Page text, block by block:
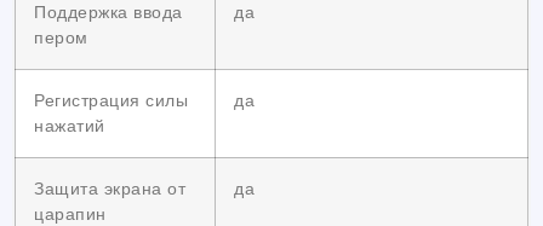
Поддержка ввода
пером
да
Регистрация силы
нажатий
да
Защита экрана от
царапин
да